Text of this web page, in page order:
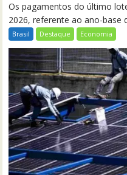
Os pagamentos do último
2026, referente ao ano-base
Brasil Destaque Economia